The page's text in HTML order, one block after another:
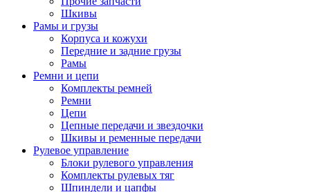
Шкивы
Рамы и грузы
Корпуса и кожухи
Передние и задние грузы
Рамы
Ремни и цепи
Комплекты ремней
Ремни
Цепи
Цепные передачи и звездочки
Шкивы и ременные передачи
Рулевое управление
Блоки рулевого управления
Комплекты рулевых тяг
Шпиндели и цапфы